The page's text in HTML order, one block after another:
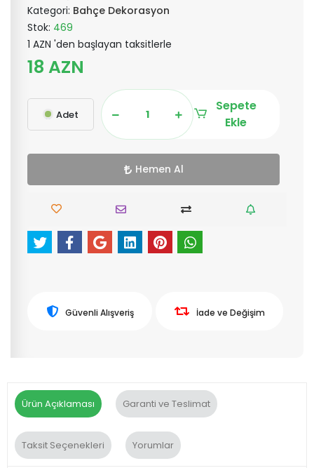
Kategori: Bahçe Dekorasyon
Stok: 469
1 AZN 'den başlayan taksitlerle
18 AZN
Adet
Sepete
Ekle
Hemen Al
Güvenli Alışveriş İade ve Değişim
Ürün Açıklaması Garanti ve Teslimat
Taksit Seçenekleri Yorumlar